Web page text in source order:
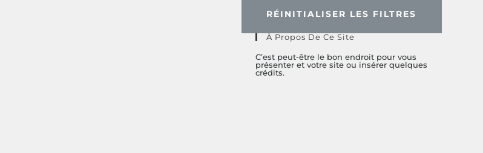
RÉINITIALISER LES FILTRES
À Propos De Ce Site
C’est peut-être le bon endroit pour vous
présenter et votre site ou insérer quelques
crédits.